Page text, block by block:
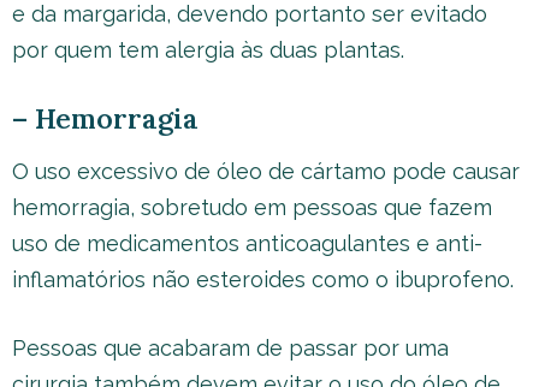
e da margarida, devendo portanto ser evitado
por quem tem alergia às duas plantas.
– Hemorragia
O uso excessivo de óleo de cártamo pode causar
hemorragia, sobretudo em pessoas que fazem
uso de medicamentos anticoagulantes e anti-
inflamatórios não esteroides como o ibuprofeno.
Pessoas que acabaram de passar por uma